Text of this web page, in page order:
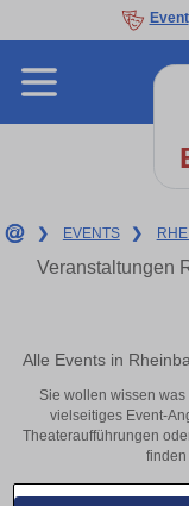
Event
❯ EVENTS ❯
Veranstaltungen
Alle Events in
Sie wollen wissen
vielseitiges Event-
Theateraufführungen
finden